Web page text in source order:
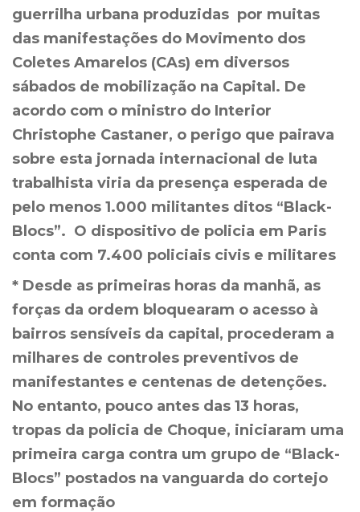
guerrilha urbana produzidas por muitas
das manifestações do Movimento dos
Coletes Amarelos (CAs) em diversos
sábados de mobilização na Capital. De
acordo com o ministro do Interior
Christophe Castaner, o perigo que pairava
sobre esta jornada internacional de luta
trabalhista viria da presença esperada de
pelo menos 1.000 militantes ditos “Black-
Blocs”. O dispositivo de policia em Paris
conta com 7.400 policiais civis e militares
* Desde as primeiras horas da manhã, as
forças da ordem bloquearam o acesso à
bairros sensíveis da capital, procederam a
milhares de controles preventivos de
manifestantes e centenas de detenções.
No entanto, pouco antes das 13 horas,
tropas da policia de Choque, iniciaram uma
primeira carga contra um grupo de “Black-
Blocs” postados na vanguarda do cortejo
em formação